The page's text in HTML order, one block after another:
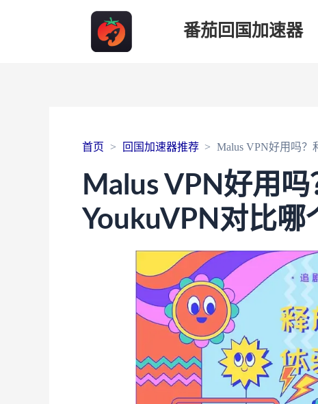
番茄回国加速器
首页 回国加速器推荐 Malus VPN好用吗？
Malus VPN好用
YoukuVPN对比哪